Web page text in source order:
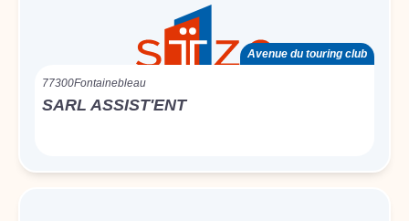
Avenue du touring club
77300Fontainebleau
SARL ASSIST'ENT